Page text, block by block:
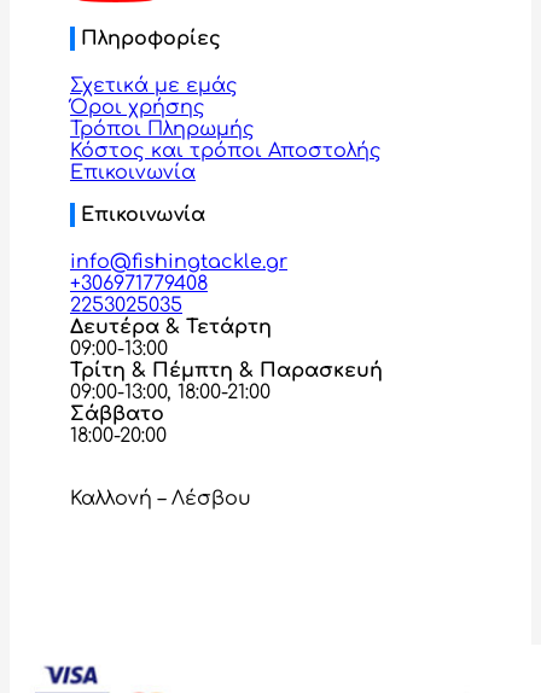
Πληροφορίες
Σχετικά με εμάς
Όροι χρήσης
Τρόποι Πληρωμής
Κόστος και τρόποι Αποστολής
Επικοινωνία
Επικοινωνία
info@fishingtackle.gr
+306971779408
2253025035
Δευτέρα & Τετάρτη
09:00-13:00
Τρίτη & Πέμπτη & Παρασκευή
09:00-13:00, 18:00-21:00
Σάββατο
18:00-20:00
Καλλονή – Λέσβου